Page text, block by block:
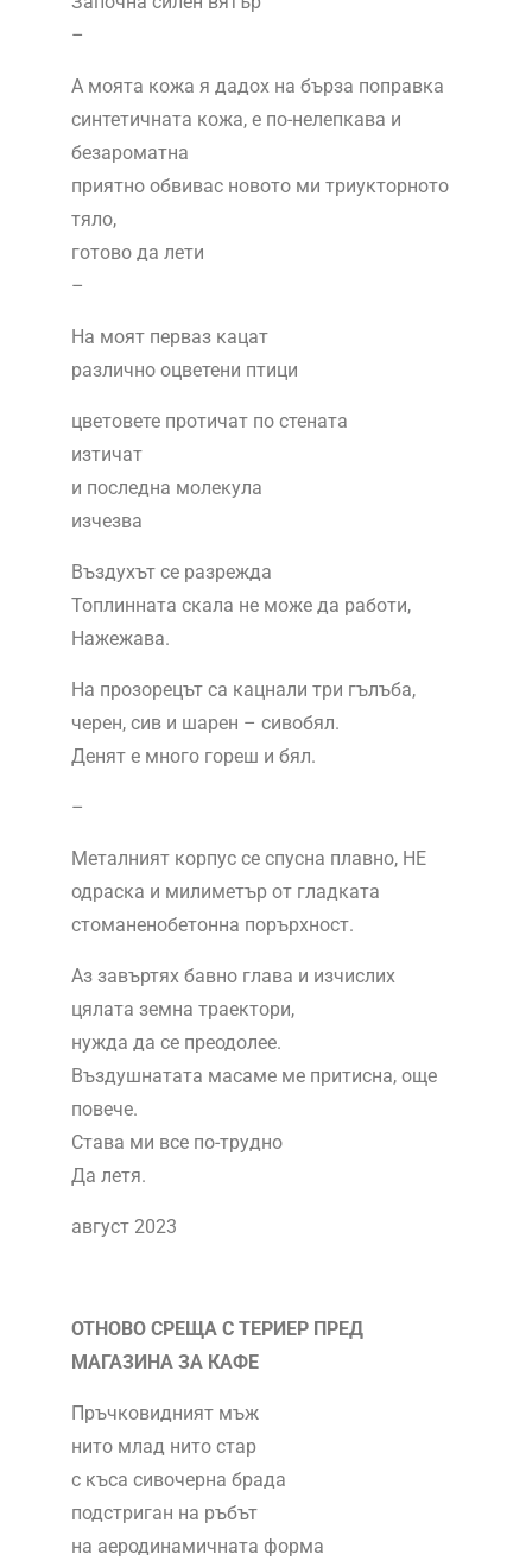
–
A моята кожа я дадох на бърза поправка
синтетичната кожа, е по-нелепкава и
безароматна
приятно обвивас новото ми триукторното
тяло,
готово да лети
–
На моят перваз кацат
различно оцветени птици
цветовете протичат по стената
изтичат
и последна молекула
изчезва
Въздухът се разрежда
Топлинната скала не може да работи,
Нажежава.
На прозорецът са кацнали три гълъба,
черен, сив и шарен – сивобял.
Денят е много гореш и бял.
–
Металният корпус се спусна плавно, НЕ
одраска и милиметър от гладката
стоманенобетонна порърхност.
Аз завъртях бавно глава и изчислих
цялата земна траектори,
нужда да се преодолее.
Въздушнатата масаме ме притисна, още
повече.
Става ми все по-трудно
Да летя.
август 2023
ОТНОВО СРЕЩА С ТЕРИЕР ПРЕД
МАГАЗИНА ЗА КАФЕ
Пръчковидният мъж
нито млад нито стар
с къса сивочерна брада
подстриган на ръбът
на аеродинамичната форма